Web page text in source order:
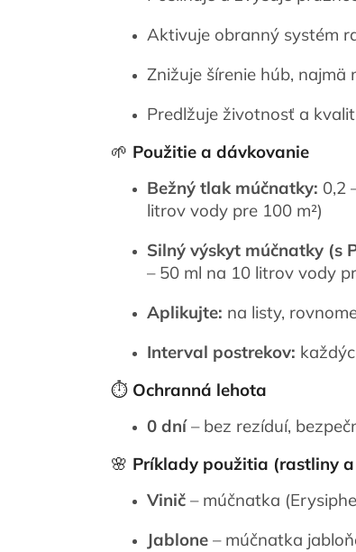
Aktivuje obranný systém
Znižuje šírenie húb, najmä
Predlžuje životnosť a
🌱 Použitie a dávkovanie
Bežný tlak múčnatky: 0,2
litrov vody pre 100 m²)
Silný výskyt múčnatky (s
– 50 ml na 10 litrov vody
Aplikujte: na listy,
Interval postrekov:
⏱️ Ochranná lehota
0 dní– bez rezíduí,
🌸 Príklady použitia (rastliny
Vinič – múčnatka
Jablone – múčnatka